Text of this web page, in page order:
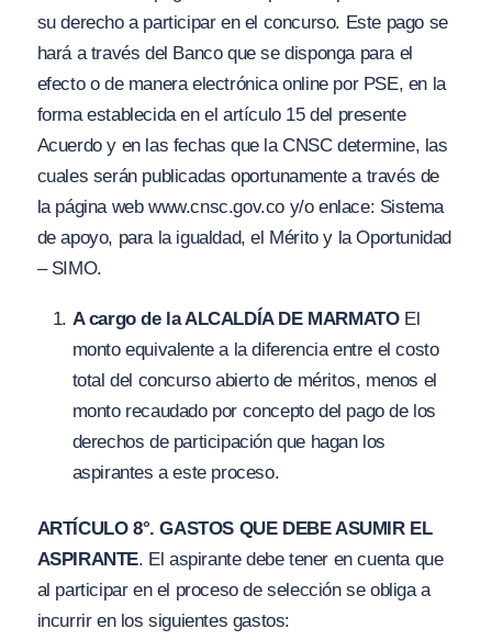
su derecho a participar en el concurso. Este pago se
hará a través del Banco que se disponga para el
efecto o de manera electrónica online por PSE, en la
forma establecida en el artículo 15 del presente
Acuerdo y en las fechas que la CNSC determine, las
cuales serán publicadas oportunamente a través de
la página web www.cnsc.gov.co y/o enlace: Sistema
de apoyo, para la igualdad, el Mérito y la Oportunidad
– SIMO.
A cargo de la ALCALDÍA DE MARMATOEl
monto equivalente a la diferencia entre el costo
total del concurso abierto de méritos, menos el
monto recaudado por concepto del pago de los
derechos de participación que hagan los
aspirantes a este proceso.
ARTÍCULO 8°. GASTOS QUE DEBE ASUMIR EL
ASPIRANTE. El aspirante debe tener en cuenta que
al participar en el proceso de selección se obliga a
incurrir en los siguientes gastos: